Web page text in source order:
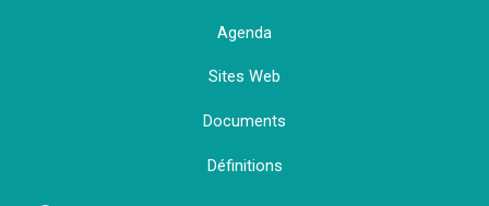
Agenda
Sites Web
Documents
Définitions